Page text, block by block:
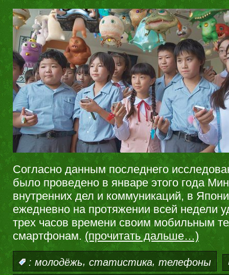
Согласно данным последнего
было проведено в январе этого года
внутренних дел и коммуникаций, в
ежедневно на протяжении всей недели
трех часов времени своим мобильным
смартфонам. (прочитать дальше…)
: молодёжь, статистика, телефоны